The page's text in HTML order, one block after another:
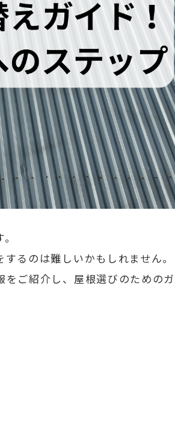
るのは難しいかもしれません。
をご紹介し、屋根選びのための